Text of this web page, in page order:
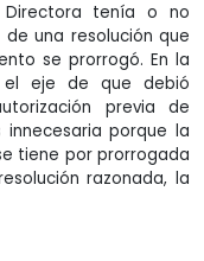
tenía o no
una resolución que
se prorrogó. En la
el eje de que debió
previa de
porque la
tiene por prorrogada
razonada, la